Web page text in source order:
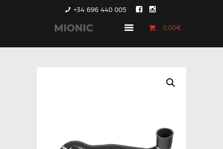
+34 696 440 005
0,00€
GENERACIÓN 1